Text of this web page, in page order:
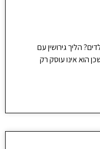
הליך גירושין עם
הוא אינו עוסק רק